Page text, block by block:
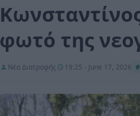
φωτό της
Νέα Διατροφής 19:25 - June 17, 2026